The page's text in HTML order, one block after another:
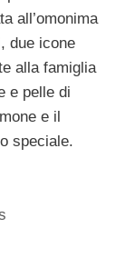
all’omonima
, due icone
alla famiglia
e pelle di
e il
speciale.